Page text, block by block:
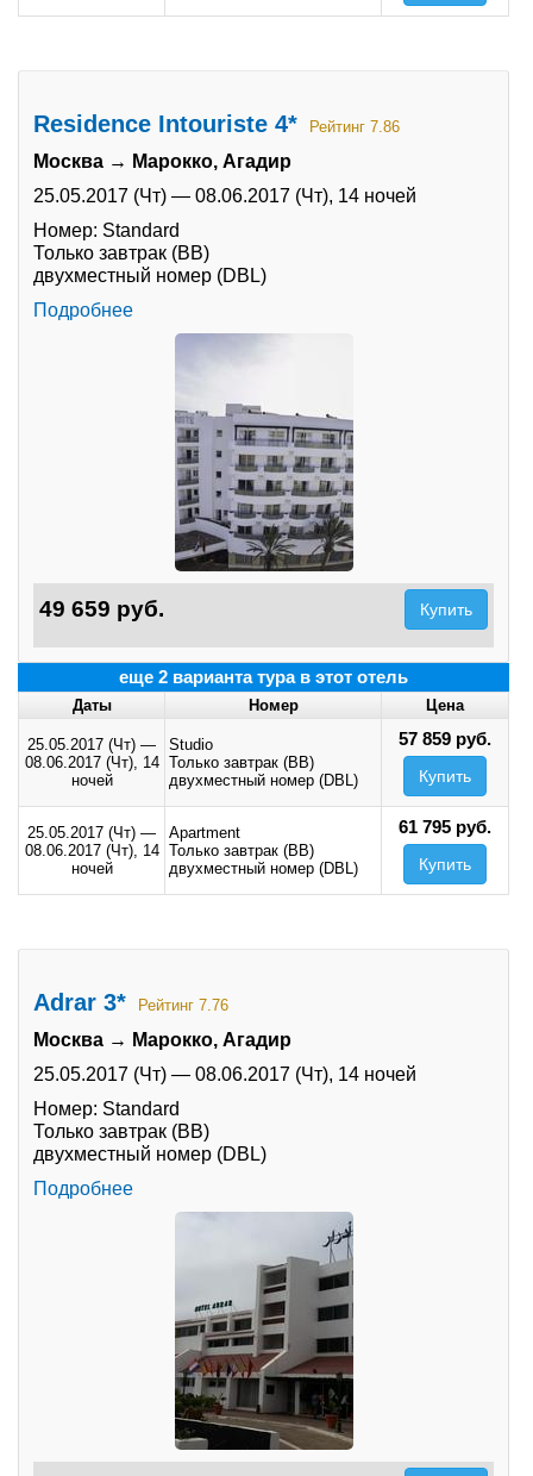
Residence Intouriste 4* Рейтинг 7.86
Москва → Марокко, Агадир
25.05.2017 (Чт) — 08.06.2017 (Чт), 14 ночей
Номер: Standard
Только завтрак (BB)
двухместный номер (DBL)
Подробнее
49 659 руб. Купить
еще 2 варианта тура в этот отель
Даты Номер Цена
25.05.2017 (Чт) —
08.06.2017 (Чт), 14
ночей
Studio
Только завтрак (BB)
двухместный номер (DBL)
57 859 руб.
Купить
25.05.2017 (Чт) —
08.06.2017 (Чт), 14
ночей
Apartment
Только завтрак (BB)
двухместный номер (DBL)
61 795 руб.
Купить
Adrar 3* Рейтинг 7.76
Москва → Марокко, Агадир
25.05.2017 (Чт) — 08.06.2017 (Чт), 14 ночей
Номер: Standard
Только завтрак (BB)
двухместный номер (DBL)
Подробнее